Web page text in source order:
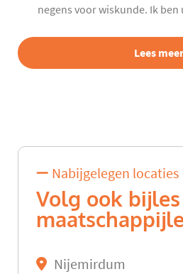
negens voor wiskunde. Ik
Lees meer
Nabijgelegen locaties
Volg ook bijles
Nijemirdum